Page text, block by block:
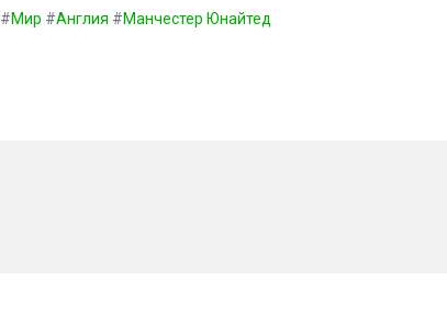
#Мир #Англия #Манчестер Юнайтед